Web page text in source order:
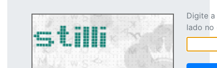
Digite
lado no